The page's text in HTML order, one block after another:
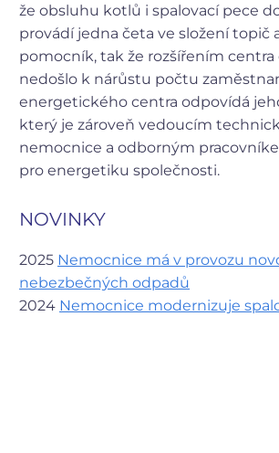
že obsluhu kotlů i spalovací pece
provádí jedna četa ve složení topič
pomocník, tak že rozšířením centra
nedošlo k nárůstu počtu
energetického centra odpovídá
který je zároveň vedoucím
nemocnice a odborným
pro energetiku společnosti.
NOVINKY
2025 Nemocnice má v provozu
nebezbečných odpadů
2024 Nemocnice modernizuje